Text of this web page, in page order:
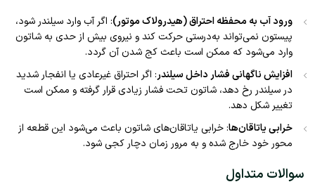
ورود آب به محفظه احتراق (هیدرولاک موتور): اگر آب وارد سیلندر شود،
پیستون نمی‌تواند به‌درستی حرکت کند و نیروی بیش از حدی به شاتون
وارد می‌شود که ممکن است باعث کج شدن آن گردد.
افزایش ناگهانی فشار داخل سیلندر: اگر احتراق غیرعادی یا انفجار شدید
در سیلندر رخ دهد، شاتون تحت فشار زیادی قرار گرفته و ممکن است
تغییر شکل دهد.
خرابی یاتاقان‌ها: خرابی یاتاقان‌های شاتون باعث می‌شود این قطعه از
محور خود خارج شده و به مرور زمان دچار کجی شود.
سوالات متداول